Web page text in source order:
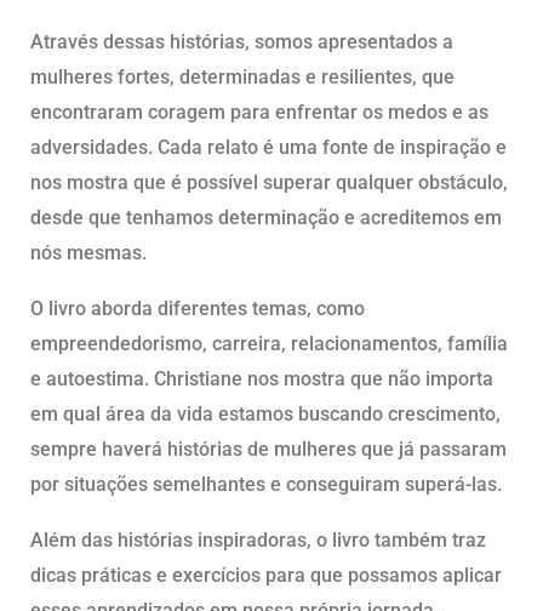
Através dessas histórias, somos apresentados a
mulheres fortes, determinadas e resilientes, que
encontraram coragem para enfrentar os medos e as
adversidades. Cada relato é uma fonte de inspiração e
nos mostra que é possível superar qualquer obstáculo,
desde que tenhamos determinação e acreditemos em
nós mesmas.
O livro aborda diferentes temas, como
empreendedorismo, carreira, relacionamentos, família
e autoestima. Christiane nos mostra que não importa
em qual área da vida estamos buscando crescimento,
sempre haverá histórias de mulheres que já passaram
por situações semelhantes e conseguiram superá-las.
Além das histórias inspiradoras, o livro também traz
dicas práticas e exercícios para que possamos aplicar